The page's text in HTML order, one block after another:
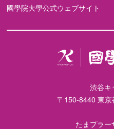
國學院大學公式ウェブサイト
渋谷キ
〒150-8440 東
たまプラー